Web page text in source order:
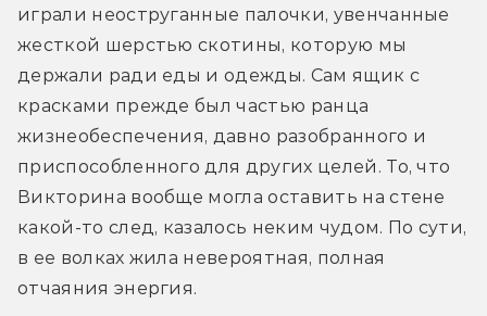
играли неоструганные палочки, увенчанные
жесткой шерстью скотины, которую мы
держали ради еды и одежды. Сам ящик с
красками прежде был частью ранца
жизнеобеспечения, давно разобранного и
приспособленного для других целей. То, что
Викторина вообще могла оставить на стене
какой-то след, казалось неким чудом. По сути,
в ее волках жила невероятная, полная
отчаяния энергия.